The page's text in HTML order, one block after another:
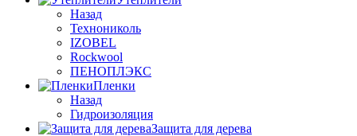
Назад
Технониколь
IZOBEL
Rockwool
ПЕНОПЛЭКС
Пленки
Назад
Гидроизоляция
Защита для дерева